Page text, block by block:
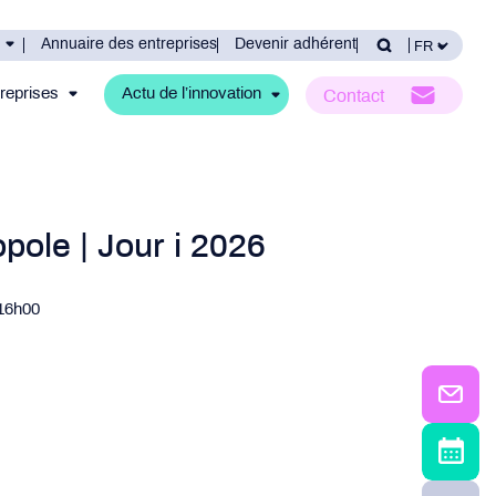
Annuaire des entreprises Devenir adhérent
Actu de l’innovation Contact
| Jour i 2026